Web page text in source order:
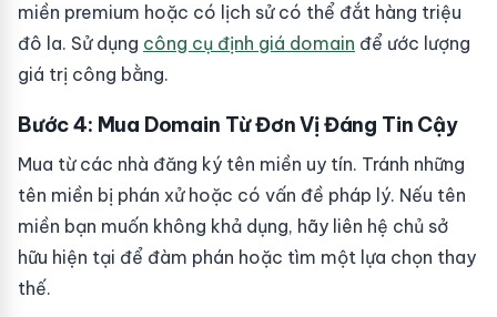
miền premium hoặc có lịch sử có thể đắt hàng triệu
đô la. Sử dụng công cụ định giá domain để ước lượng
giá trị công bằng.
Bước 4: Mua Domain Từ Đơn Vị Đáng Tin Cậy
Mua từ các nhà đăng ký tên miền uy tín. Tránh những
tên miền bị phán xử hoặc có vấn đề pháp lý. Nếu tên
miền bạn muốn không khả dụng, hãy liên hệ chủ sở
hữu hiện tại để đàm phán hoặc tìm một lựa chọn thay
thế.